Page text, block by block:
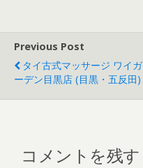
Previous Post
タイ古式マッサージ ワイガ
ーデン目黒店 (目黒・五反田)
コメントを残す